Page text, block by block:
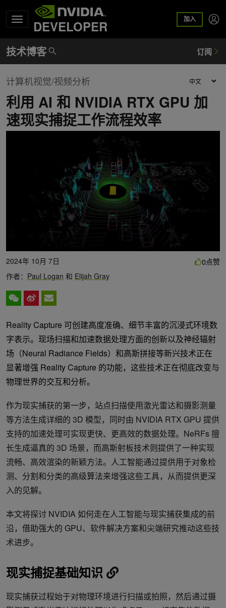
DEVELOPER 加入
计算机视觉/视频分析
利用 AI 和 NVIDIA RTX GPU 加
速现实捕捉工作流程效率
2024年 10月 7日
作者： Paul Logan 和 Elijah Gray
0点赞
Reality Capture 可创建高度准确、细节丰富的沉浸式环境数
字表示。现场扫描和加速数据处理方面的创新以及神经辐射
场（Neural Radiance Fields）和高斯拼接等新兴技术正在
显著增强 Reality Capture 的功能，这些技术正在彻底改变与
物理世界的交互和分析。
作为现实捕获的第一步，站点扫描使用激光雷达和摄影测量
等方法生成详细的 3D 模型，同时由 NVIDIA RTX GPU 提供
支持的加速处理可实现更快、更高效的数据处理。NeRFs 擅
长生成逼真的 3D 场景，而高斯射板技术则提供了一种实现
流畅、高效渲染的新颖方法。人工智能通过提供用于对象检
测、分割和分类的高级算法来增强这些工具，从而提供更深
入的见解。
本文将探讨 NVIDIA 如何走在人工智能与现实捕获集成的前
沿，借助强大的 GPU、软件解决方案和尖端研究推动这些技
术进步。
现实捕捉基础知识
现实捕获过程始于对物理环境进行扫描或拍照，然后通过摄